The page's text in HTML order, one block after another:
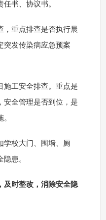
书、协议书。
，重点排查是否执行晨
突发传染病应急预案
施工安全排查。重点是
安全管理是否到位，是
学校大门、围墙、厕
患。
及时整改，消除安全隐